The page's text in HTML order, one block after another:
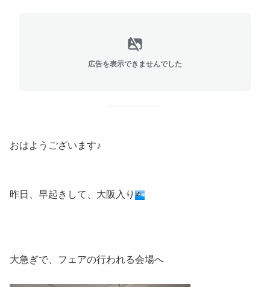
広告を表示できませんでした
おはようございます♪
昨日、早起きして、大阪入り
大急ぎで、フェアの行われる会場へ